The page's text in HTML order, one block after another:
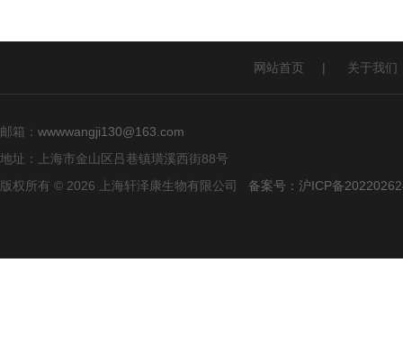
网站首页 | 关于我们
邮箱： wwwwangji130@163.com
地址：上海市金山区吕巷镇璜溪西街88号
版权所有 © 2026 上海轩泽康生物有限公司 备案号：沪ICP备